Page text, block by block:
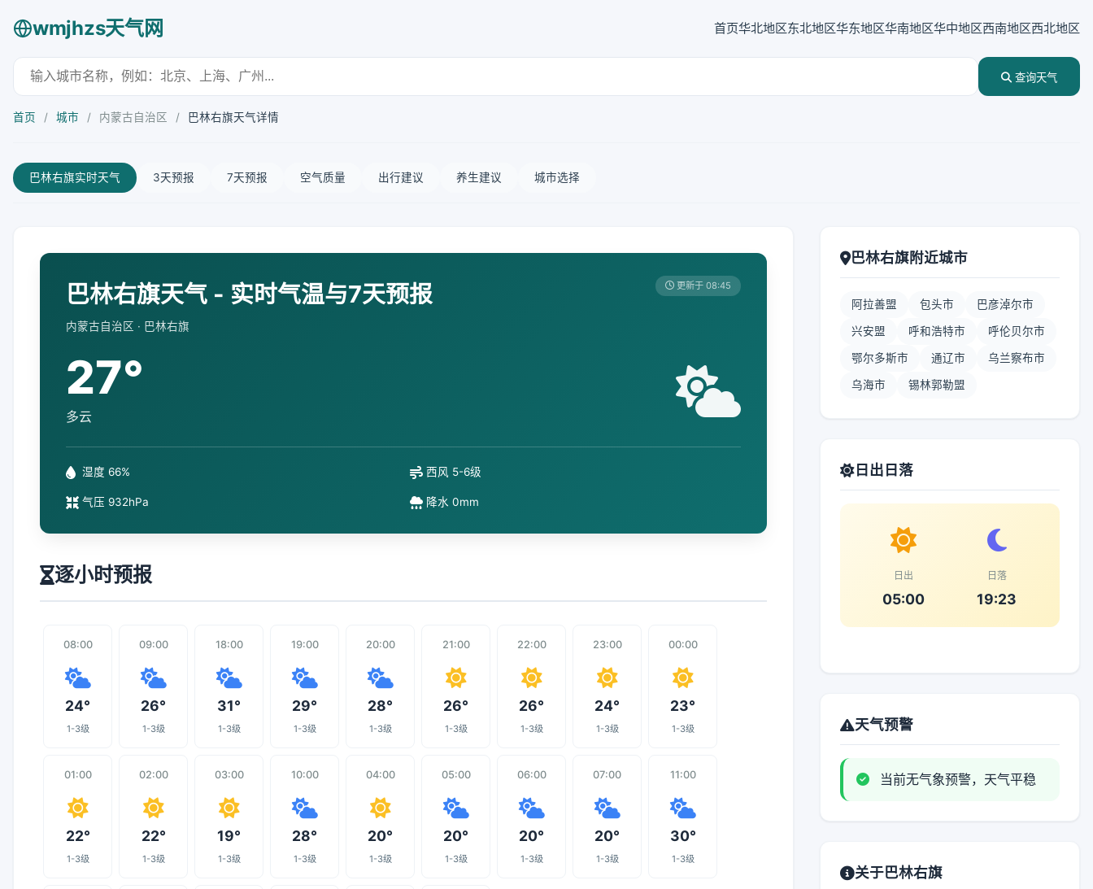
wmjhzs天气网 首页华北地区东北地区华东地区华南地区华中地区西南地区西北地区
查询天气
首页 / 城市 / 内蒙古自治区 / 巴林右旗天气详情
巴林右旗实时天气 3天预报 7天预报 空气质量 出行建议 养生建议 城市选择
巴林右旗天气 - 实时气温与7天预报
内蒙古自治区 · 巴林右旗
更新于 08:45
27°
多云
湿度 66% 西风 5-6级
气压 932hPa 降水 0mm
逐小时预报
08:00
24°
1-3级
09:00
26°
1-3级
18:00
31°
1-3级
19:00
29°
1-3级
20:00
28°
1-3级
21:00
26°
1-3级
22:00
26°
1-3级
23:00
24°
1-3级
00:00
23°
1-3级
01:00
22°
1-3级
02:00
22°
1-3级
03:00
19°
1-3级
10:00
28°
1-3级
04:00
20°
1-3级
05:00
20°
1-3级
06:00
20°
1-3级
07:00
20°
1-3级
11:00
30°
1-3级
巴林右旗附近城市
阿拉善盟 包头市 巴彦淖尔市
兴安盟 呼和浩特市 呼伦贝尔市
鄂尔多斯市 通辽市 乌兰察布市
乌海市 锡林郭勒盟
日出日落
日出
05:00
日落
19:23
天气预警
当前无气象预警，天气平稳
关于巴林右旗